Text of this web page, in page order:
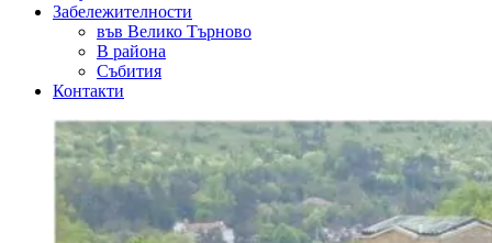
Забележителности
във Велико Търново
В района
Събития
Контакти